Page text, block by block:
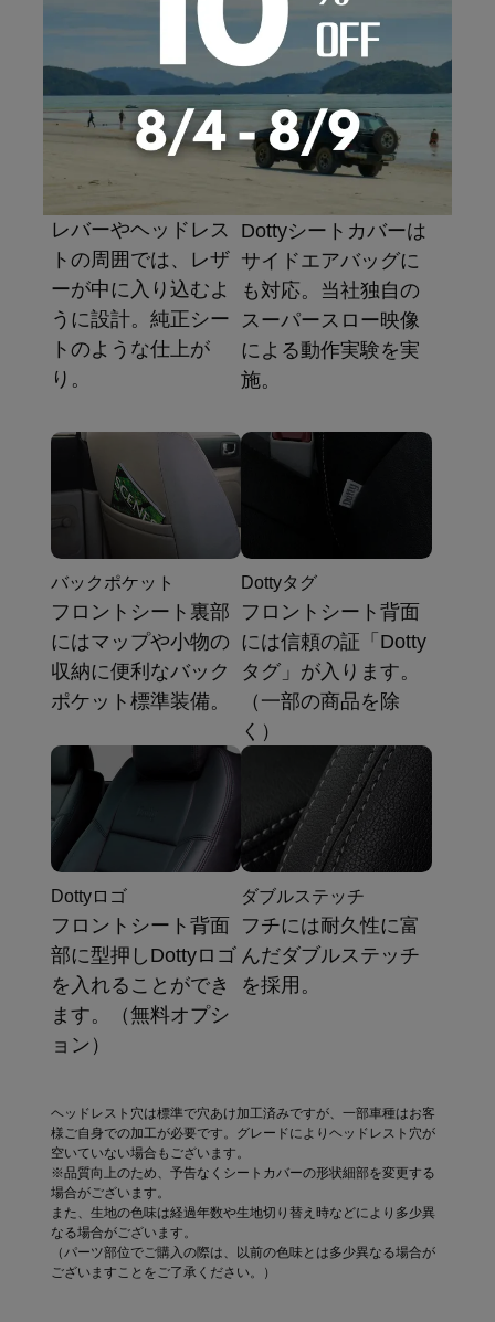
イン。（一部車種は
未対応）
レバーやヘッドレス
トの周囲では、レザ
ーが中に入り込むよ
うに設計。純正シー
トのような仕上が
り。
Dottyシートカバーは
サイドエアバッグに
も対応。当社独自の
スーパースロー映像
による動作実験を実
施。
バックポケット
フロントシート裏部
にはマップや小物の
収納に便利なバック
ポケット標準装備。
Dottyタグ
フロントシート背面
には信頼の証「Dotty
タグ」が入ります。
（一部の商品を除
く）
Dottyロゴ
フロントシート背面
部に型押しDottyロゴ
を入れることができ
ます。（無料オプシ
ョン）
ダブルステッチ
フチには耐久性に富
んだダブルステッチ
を採用。
ヘッドレスト穴は標準で穴あけ加工済みですが、一部車種はお客
様ご自身での加工が必要です。グレードによりヘッドレスト穴が
空いていない場合もございます。
※品質向上のため、予告なくシートカバーの形状細部を変更する
場合がございます。
また、生地の色味は経過年数や生地切り替え時などにより多少異
なる場合がございます。
（パーツ部位でご購入の際は、以前の色味とは多少異なる場合が
ございますことをご了承ください。）